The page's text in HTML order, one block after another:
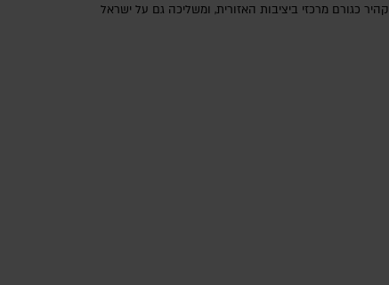
קהיר כגורם מרכזי ביציבות האזורית, ומשליכה גם על ישראל